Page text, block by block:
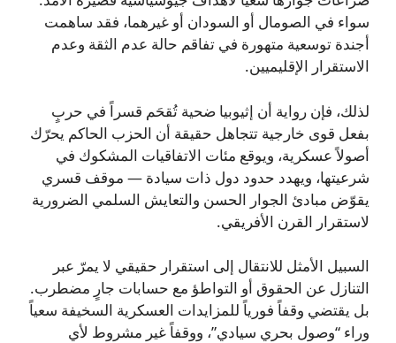
سواء في الصومال أو السودان أو غيرهما، فقد ساهمت
أجندة توسعية متهورة في تفاقم حالة عدم الثقة وعدم
الاستقرار الإقليميين.
لذلك، فإن رواية أن إثيوبيا ضحية تُقحَم قسراً في حربٍ
بفعل قوى خارجية تتجاهل حقيقة أن الحزب الحاكم يحرّك
أصولاً عسكرية، ويوقع مئات الاتفاقيات المشكوك في
شرعيتها، ويهدد حدود دول ذات سيادة — موقف قسري
يقوّض مبادئ الجوار الحسن والتعايش السلمي الضرورية
لاستقرار القرن الأفريقي.
السبيل الأمثل للانتقال إلى استقرار حقيقي لا يمرّ عبر
التنازل عن الحقوق أو التواطؤ مع حسابات جارٍ مضطرب.
بل يقتضي وقفاً فورياً للمزايدات العسكرية السخيفة سعياً
وراء “وصول بحري سيادي”، ووقفاً غير مشروط لأي